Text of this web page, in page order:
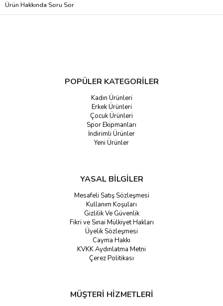
Ürün Hakkında Soru Sor
POPÜLER KATEGORİLER
Kadın Ürünleri
Erkek Ürünleri
Çocuk Ürünleri
Spor Ekipmanları
İndirimli Ürünler
Yeni Ürünler
YASAL BİLGİLER
Mesafeli Satış Sözleşmesi
Kullanım Koşuları
Gizlilik Ve Güvenlik
Fikri ve Sınai Mülkiyet Hakları
Üyelik Sözleşmesi
Cayma Hakkı
KVKK Aydınlatma Metni
Çerez Politikası
MÜŞTERİ HİZMETLERİ